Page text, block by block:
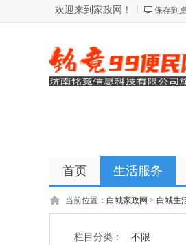
欢迎来到家政网！ 保存到
首页 生活服务
商品 店铺
当前位置： 白城家政网 > 白城生
栏目分类： 不限